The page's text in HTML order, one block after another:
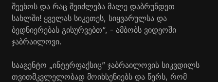
შეეხოს და რაც შეიძლება მალე დაბრუნდეთ
სახლში! ყველას სიკეთეს, სიყვარულსა და
ბედნიერებას გისურვებთ“, - ამბობს ვიდეოში
ჯაბრაილოვი.
სააგენტო „ინტერფაქსიც” ჯაბრაილოვის სიკვდილს
თვითმკვლელობად მოიხსენიებს და წერს, რომ